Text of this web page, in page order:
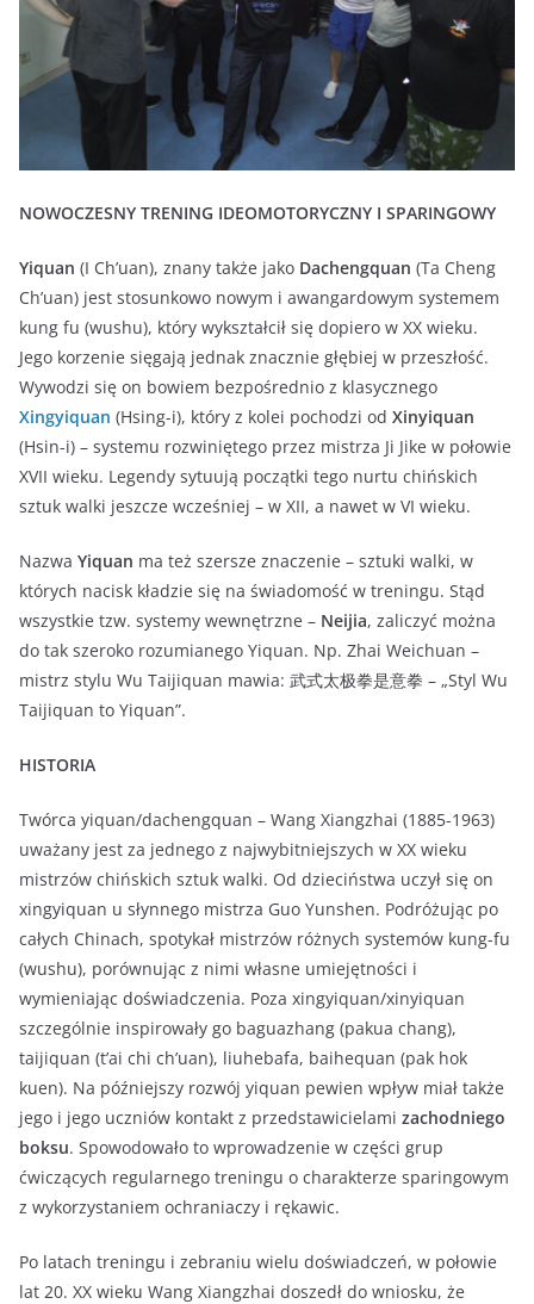
NOWOCZESNY TRENING IDEOMOTORYCZNY I SPARINGOWY
Yiquan (I Ch’uan), znany także jako Dachengquan (Ta Cheng
Ch’uan) jest stosunkowo nowym i awangardowym systemem
kung fu (wushu), który wykształcił się dopiero w XX wieku.
Jego korzenie sięgają jednak znacznie głębiej w przeszłość.
Wywodzi się on bowiem bezpośrednio z klasycznego
Xingyiquan (Hsing-i), który z kolei pochodzi od Xinyiquan
(Hsin-i) – systemu rozwiniętego przez mistrza Ji Jike w połowie
XVII wieku. Legendy sytuują początki tego nurtu chińskich
sztuk walki jeszcze wcześniej – w XII, a nawet w VI wieku.
Nazwa Yiquan ma też szersze znaczenie – sztuki walki, w
których nacisk kładzie się na świadomość w treningu. Stąd
wszystkie tzw. systemy wewnętrzne – Neijia, zaliczyć można
do tak szeroko rozumianego Yiquan. Np. Zhai Weichuan –
mistrz stylu Wu Taijiquan mawia: 武式太极拳是意拳 – „Styl Wu
Taijiquan to Yiquan”.
HISTORIA
Twórca yiquan/dachengquan – Wang Xiangzhai (1885-1963)
uważany jest za jednego z najwybitniejszych w XX wieku
mistrzów chińskich sztuk walki. Od dzieciństwa uczył się on
xingyiquan u słynnego mistrza Guo Yunshen. Podróżując po
całych Chinach, spotykał mistrzów różnych systemów kung-fu
(wushu), porównując z nimi własne umiejętności i
wymieniając doświadczenia. Poza xingyiquan/xinyiquan
szczególnie inspirowały go baguazhang (pakua chang),
taijiquan (t’ai chi ch’uan), liuhebafa, baihequan (pak hok
kuen). Na późniejszy rozwój yiquan pewien wpływ miał także
jego i jego uczniów kontakt z przedstawicielami zachodniego
boksu. Spowodowało to wprowadzenie w części grup
ćwiczących regularnego treningu o charakterze sparingowym
z wykorzystaniem ochraniaczy i rękawic.
Po latach treningu i zebraniu wielu doświadczeń, w połowie
lat 20. XX wieku Wang Xiangzhai doszedł do wniosku, że